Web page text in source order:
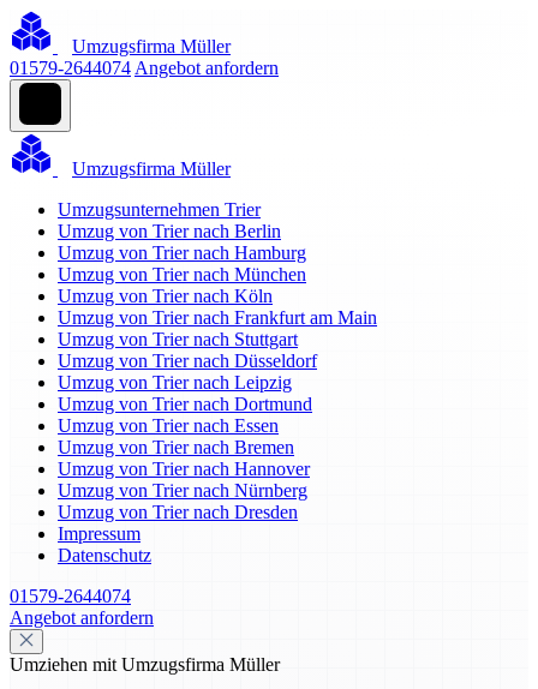
Umzugsfirma Müller
01579-2644074 Angebot anfordern
Umzugsfirma Müller
Umzugsunternehmen Trier
Umzug von Trier nach Berlin
Umzug von Trier nach Hamburg
Umzug von Trier nach München
Umzug von Trier nach Köln
Umzug von Trier nach Frankfurt am Main
Umzug von Trier nach Stuttgart
Umzug von Trier nach Düsseldorf
Umzug von Trier nach Leipzig
Umzug von Trier nach Dortmund
Umzug von Trier nach Essen
Umzug von Trier nach Bremen
Umzug von Trier nach Hannover
Umzug von Trier nach Nürnberg
Umzug von Trier nach Dresden
Impressum
Datenschutz
01579-2644074
Angebot anfordern
Umziehen mit Umzugsfirma Müller